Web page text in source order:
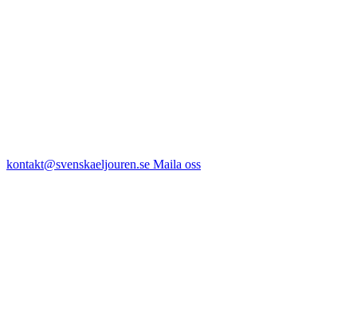
kontakt@svenskaeljouren.se Maila oss